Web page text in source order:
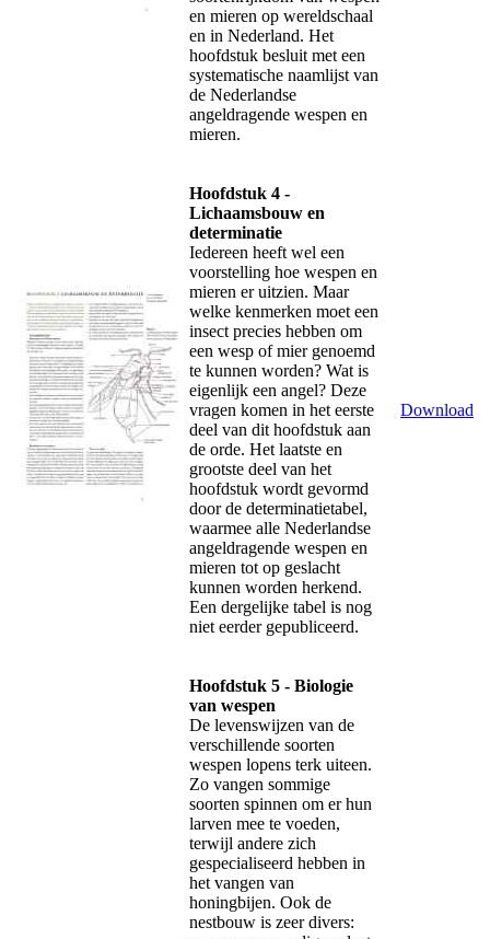
en mieren op wereldschaal
en in Nederland. Het
hoofdstuk besluit met een
systematische naamlijst van
de Nederlandse
angeldragende wespen en
mieren.
Hoofdstuk 4 -
Lichaamsbouw en
determinatie
Iedereen heeft wel een
voorstelling hoe wespen en
mieren er uitzien. Maar
welke kenmerken moet een
insect precies hebben om
een wesp of mier genoemd
te kunnen worden? Wat is
eigenlijk een angel? Deze
vragen komen in het eerste
deel van dit hoofdstuk aan
de orde. Het laatste en
grootste deel van het
hoofdstuk wordt gevormd
door de determinatietabel,
waarmee alle Nederlandse
angeldragende wespen en
mieren tot op geslacht
kunnen worden herkend.
Een dergelijke tabel is nog
niet eerder gepubliceerd.
Download
Hoofdstuk 5 - Biologie
van wespen
De levenswijzen van de
verschillende soorten
wespen lopens terk uiteen.
Zo vangen sommige
soorten spinnen om er hun
larven mee te voeden,
terwijl andere zich
gespecialiseerd hebben in
het vangen van
honingbijen. Ook de
nestbouw is zeer divers: